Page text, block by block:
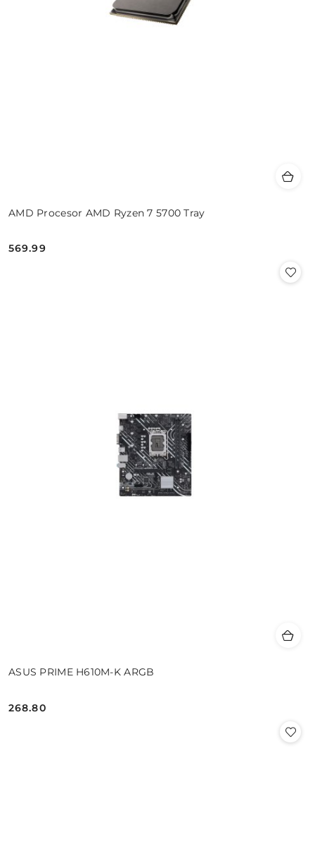
AMD Procesor AMD Ryzen 7 5700 Tray
Cena:
569.99
ASUS PRIME H610M-K ARGB
Cena:
268.80